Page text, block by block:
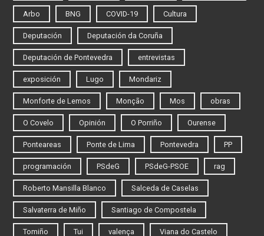
Arbo BNG COVID-19 Cultura
Deputación Deputación da Coruña
Deputación de Pontevedra entrevistas
exposición Lugo Mondariz
Monforte de Lemos Monção Mos obras
O Covelo Opinión O Porriño Ourense
Ponteareas Ponte de Lima Pontevedra PP
programación PSdeG PSdeG-PSOE rag
Roberto Mansilla Blanco Salceda de Caselas
Salvaterra de Miño Santiago de Compostela
Tomiño Tui valença Viana do Castelo